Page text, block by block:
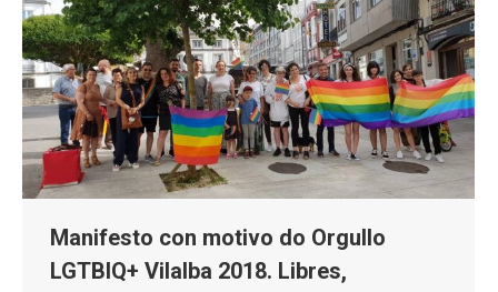
Manifesto con motivo do Orgullo
LGTBIQ+ Vilalba 2018. Libres,